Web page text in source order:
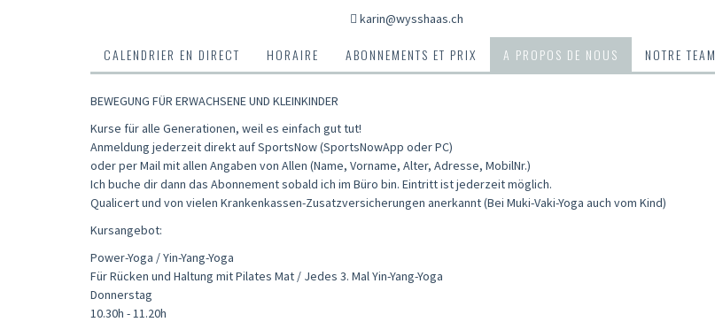
karin@wysshaas.ch
CALENDRIER EN DIRECT HORAIRE ABONNEMENTS ET PRIX A PROPOS DE NOUS NOTRE TEAM
BEWEGUNG FÜR ERWACHSENE UND KLEINKINDER
Kurse für alle Generationen, weil es einfach gut tut!
Anmeldung jederzeit direkt auf SportsNow (SportsNowApp oder PC)
oder per Mail mit allen Angaben von Allen (Name, Vorname, Alter, Adresse, MobilNr.)
Ich buche dir dann das Abonnement sobald ich im Büro bin. Eintritt ist jederzeit möglich.
Qualicert und von vielen Krankenkassen-Zusatzversicherungen anerkannt (Bei Muki-Vaki-Yoga auch vom Kind)
Kursangebot:
Power-Yoga / Yin-Yang-Yoga
Für Rücken und Haltung mit Pilates Mat / Jedes 3. Mal Yin-Yang-Yoga
Donnerstag
10.30h - 11.20h